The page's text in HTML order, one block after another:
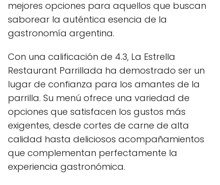
mejores opciones para aquellos que buscan
saborear la auténtica esencia de la
gastronomía argentina.
Con una calificación de 4.3, La Estrella
Restaurant Parrillada ha demostrado ser un
lugar de confianza para los amantes de la
parrilla. Su menú ofrece una variedad de
opciones que satisfacen los gustos más
exigentes, desde cortes de carne de alta
calidad hasta deliciosos acompañamientos
que complementan perfectamente la
experiencia gastronómica.